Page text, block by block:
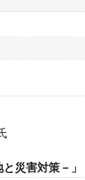
災害対策－」